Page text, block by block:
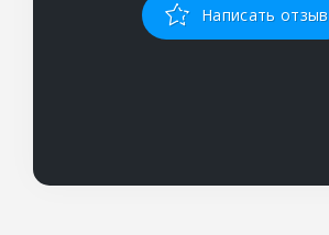
Написать отзыв